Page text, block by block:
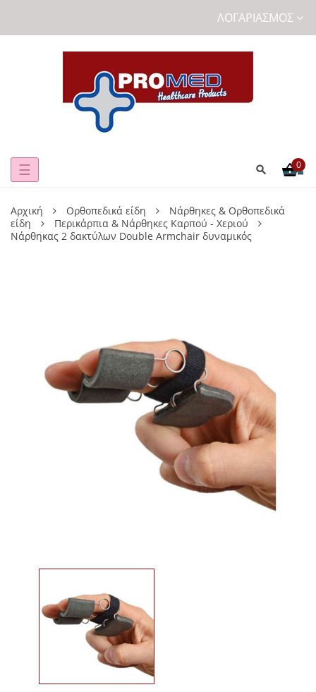
ΛΟΓΑΡΙΑΣΜΌΣ
Toggle
☰ 0
Αρχική Ορθοπεδικά είδη
Νάρθηκες & Ορθοπεδικά
είδη
Περικάρπια & Νάρθηκες Καρπού - Χεριού
Νάρθηκας 2 δακτύλων Double Armchair δυναμικός